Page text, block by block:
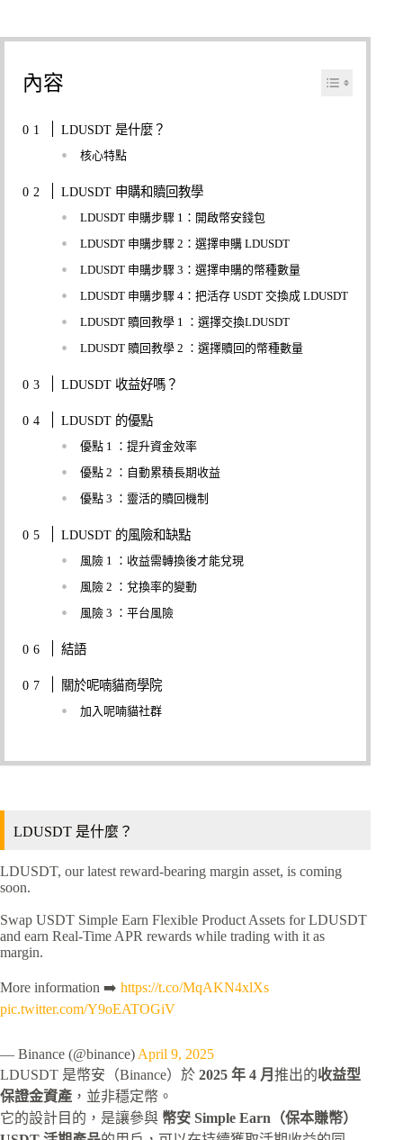
內容
LDUSDT 是什麼？
核心特點
LDUSDT 申購和贖回教學
LDUSDT 申購步驟 1：開啟幣安錢包
LDUSDT 申購步驟 2：選擇申購 LDUSDT
LDUSDT 申購步驟 3：選擇申購的幣種數量
LDUSDT 申購步驟 4：把活存 USDT 交換成 LDUSDT
LDUSDT 贖回教學 1 ：選擇交換LDUSDT
LDUSDT 贖回教學 2 ：選擇贖回的幣種數量
LDUSDT 收益好嗎？
LDUSDT 的優點
優點 1 ：提升資金效率
優點 2 ：自動累積長期收益
優點 3 ：靈活的贖回機制
LDUSDT 的風險和缺點
風險 1 ：收益需轉換後才能兌現
風險 2 ：兌換率的變動
風險 3 ：平台風險
結語
關於呢喃貓商學院
加入呢喃貓社群
LDUSDT 是什麼？
LDUSDT, our latest reward-bearing margin asset, is coming
soon.
Swap USDT Simple Earn Flexible Product Assets for LDUSDT
and earn Real-Time APR rewards while trading with it as
margin.
More information ➡️ https://t.co/MqAKN4xlXs
pic.twitter.com/Y9oEATOGiV
— Binance (@binance) April 9, 2025
LDUSDT 是幣安（Binance）於 2025 年 4 月 推出的收益型
保證金資產 ，並非穩定幣。
它的設計目的，是讓參與 幣安 Simple Earn（保本賺幣）